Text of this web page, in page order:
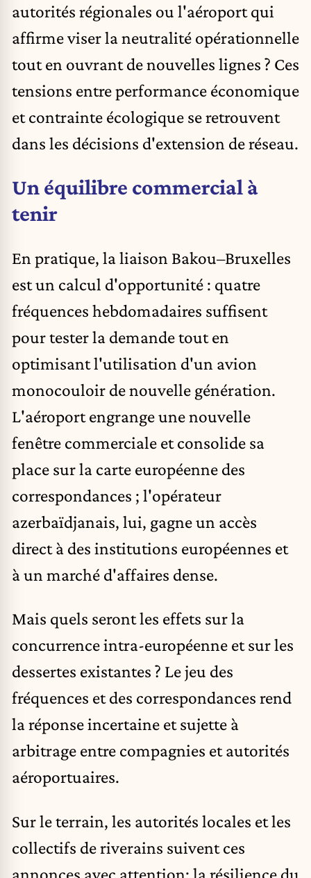
autorités régionales ou l'aéroport qui
affirme viser la neutralité opérationnelle
tout en ouvrant de nouvelles lignes ? Ces
tensions entre performance économique
et contrainte écologique se retrouvent
dans les décisions d'extension de réseau.
Un équilibre commercial à
tenir
En pratique, la liaison Bakou–Bruxelles
est un calcul d'opportunité : quatre
fréquences hebdomadaires suffisent
pour tester la demande tout en
optimisant l'utilisation d'un avion
monocouloir de nouvelle génération.
L'aéroport engrange une nouvelle
fenêtre commerciale et consolide sa
place sur la carte européenne des
correspondances ; l'opérateur
azerbaïdjanais, lui, gagne un accès
direct à des institutions européennes et
à un marché d'affaires dense.
Mais quels seront les effets sur la
concurrence intra-européenne et sur les
dessertes existantes ? Le jeu des
fréquences et des correspondances rend
la réponse incertaine et sujette à
arbitrage entre compagnies et autorités
aéroportuaires.
Sur le terrain, les autorités locales et les
collectifs de riverains suivent ces
annonces avec attention: la résilience du